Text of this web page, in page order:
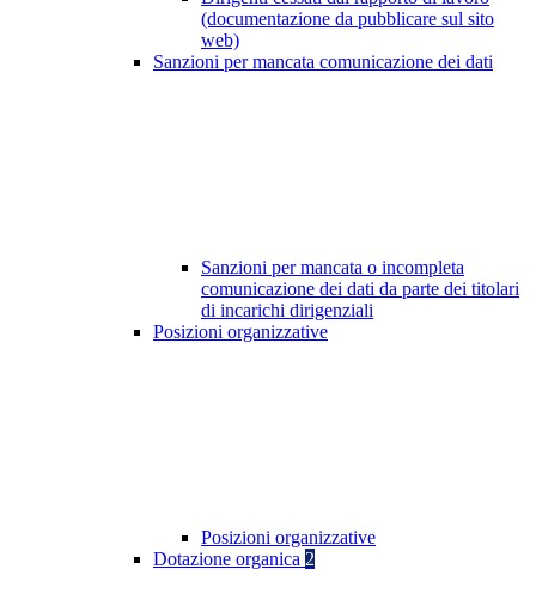
(documentazione da pubblicare sul sito
web)
Sanzioni per mancata comunicazione dei dati
Sanzioni per mancata o incompleta
comunicazione dei dati da parte dei titolari
di incarichi dirigenziali
Posizioni organizzative
Posizioni organizzative
Dotazione organica 2